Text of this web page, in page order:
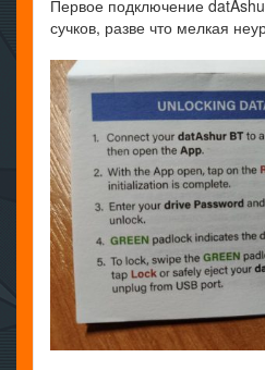
Первое подключение
сучков, разве что мелкая